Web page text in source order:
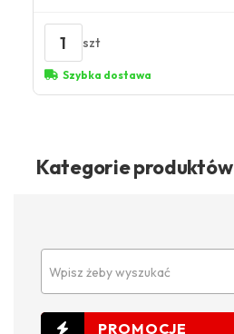
Kategorie produktów
Wpisz żeby wyszukać
1 szt
Szybka dostawa